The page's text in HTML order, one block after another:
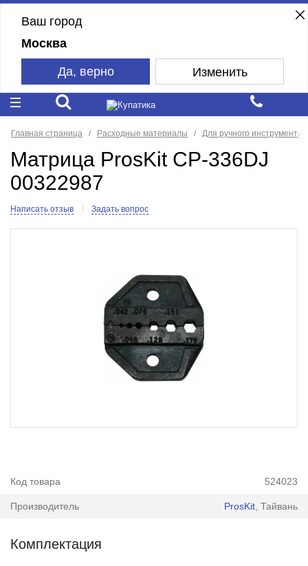
Ваш город
Москва
Да, верно Изменить
Главная страница Расходные материалы Для ручного инструмента
Матрица ProsKit CP-336DJ
00322987
Написать отзыв Задать вопрос
Код товара 524023
Производитель ProsKit , Тайвань
Комплектация